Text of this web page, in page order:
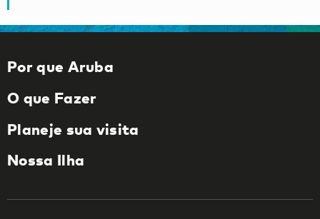
Por que Aruba
O que Fazer
Planeje sua visita
Nossa Ilha